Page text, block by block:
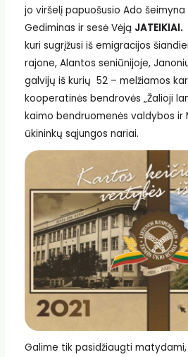
jo viršelį papuošusio Ado
Gediminas ir sesė Vėją JATEIKIAI.
kuri sugrįžusi iš emigracijos
rajone, Alantos seniūnijoje,
galvijų iš kurių 52 – melžiamos
kooperatinės bendrovės „Žalioji
kaimo bendruomenės valdybos ir
ūkininkų sąjungos nariai.
Galime tik pasidžiaugti matydami,